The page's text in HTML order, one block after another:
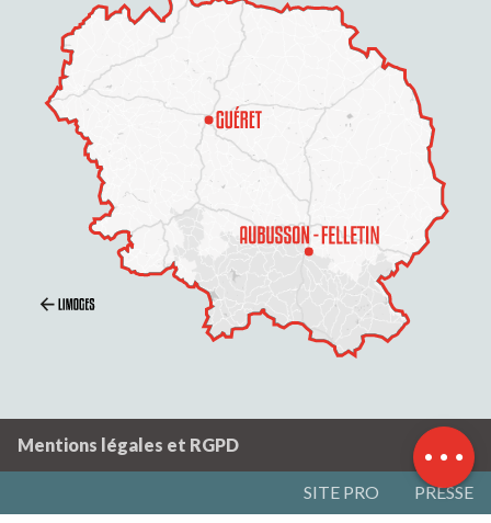
Description
Mentions légales et RGPD
SITE PRO PRESSE